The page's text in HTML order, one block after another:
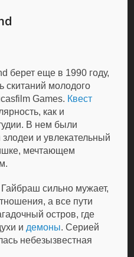
берет еще в 1990 году,
скитаний молодого
Games. Квест
как и
В нем были
и увлекательный
мечтающем
сильно мужает,
а все пути
остров, где
и демоны. Серией
небезызвестная